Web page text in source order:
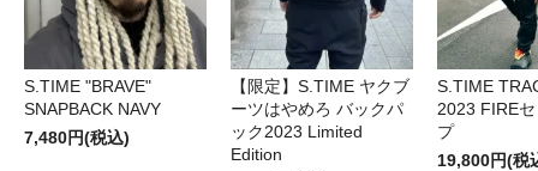
S.TIME "BRAVE"
SNAPBACK NAVY
7,480円(税込)
【限定】S.TIME ヤクブ
ーツはやめろ バックパ
ック2023 Limited
Edition
S.TIME
2023 FIRE
プ
19,800円(税